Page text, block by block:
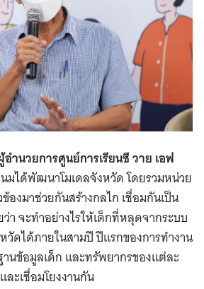
นวยการศูนย์การเรียนซี วาย เอฟ
มได้พัฒนาโมเดลจังหวัด โดยรวมหน่วย
องมาช่วยกันสร้างกลไก เชื่อมกันเป็น
า จะทำอย่างไรให้เด็กที่หลุดจากระบบ
ดได้ภายในสามปี ปีแรกของการทำงาน
นข้อมูลเด็ก และทรัพยากรของแต่ละ
ะเชื่อมโยงงานกัน